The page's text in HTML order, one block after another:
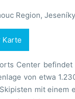
Region,
Karte
Center
von etwa
mit einem